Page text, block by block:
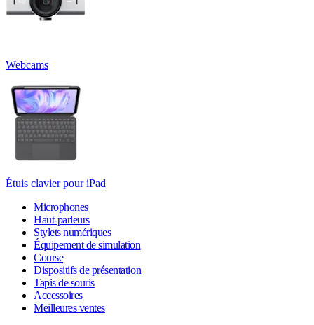
Webcams
Étuis clavier pour iPad
Microphones
Haut-parleurs
Stylets numériques
Équipement de simulation
Course
Dispositifs de présentation
Tapis de souris
Accessoires
Meilleures ventes